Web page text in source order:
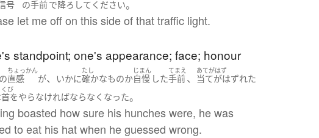
号 の手前で降ろして ください。
let me off on this side of that traffic light.
standpoint; one's appearance; face; honour
の
ちょっかん
直感 が、 いかに
たし
確かなものか
じまん
自慢 した
てまえ
手前、
あてがはず
当てがはずれた
くび
首をやらなければならなく なった。
boasted how sure his hunches were, he was
to eat his hat when he guessed wrong.